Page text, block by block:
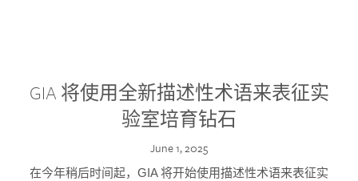
GIA 将使用全新描述性术语来表征实
验室培育钻石
June 1, 2025
在今年稍后时间起，GIA 将开始使用描述性术语来表征实